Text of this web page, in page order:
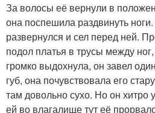
За волосы её вернули в
она поспешила раздвинуть
развернулся и сел перед ней.
подол платья в трусы между
громко выдохнула, он завел
губ, она почувствовала его
там довольно сухо. Но он хитро
ей во влагалище тут её